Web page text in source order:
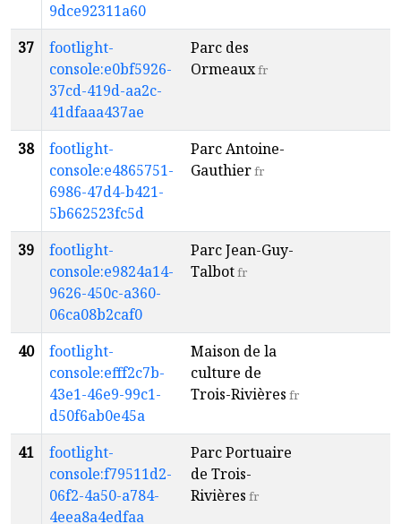
9dce92311a60
37
footlight-
console:e0bf5926-
37cd-419d-aa2c-
41dfaaa437ae
Parc des
Ormeauxfr
38
footlight-
console:e4865751-
6986-47d4-b421-
5b662523fc5d
Parc Antoine-
Gauthierfr
39
footlight-
console:e9824a14-
9626-450c-a360-
06ca08b2caf0
Parc Jean-Guy-
Talbotfr
40
footlight-
console:efff2c7b-
43e1-46e9-99c1-
d50f6ab0e45a
Maison de la
culture de
Trois-Rivières fr
41
footlight-
console:f79511d2-
06f2-4a50-a784-
4eea8a4edfaa
Parc Portuaire
de Trois-
Rivières fr